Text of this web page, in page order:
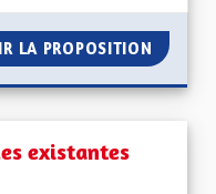
LA PROPOSITION
existantes